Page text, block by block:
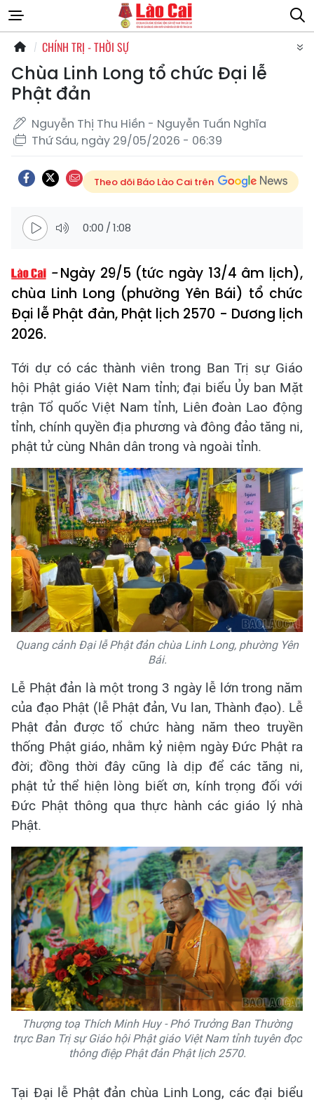
CHÍNH TRỊ - THỜI SỰ
Chùa Linh Long tổ chức Đại lễ
Phật đản
Nguyễn Thị Thu Hiền - Nguyễn Tuấn Nghĩa
Thứ Sáu, ngày 29/05/2026 - 06:39
Theo dõi Báo Lào Cai trên
0:00 /1:08
Ngày 29/5 (tức ngày 13/4 âm lịch),
chùa Linh Long (phường Yên Bái) tổ chức
Đại lễ Phật đản, Phật lịch 2570 - Dương lịch
2026.
Tới dự có các thành viên trong Ban Trị sự Giáo
hội Phật giáo Việt Nam tỉnh; đại biểu Ủy ban Mặt
trận Tổ quốc Việt Nam tỉnh, Liên đoàn Lao động
tỉnh, chính quyền địa phương và đông đảo tăng ni,
phật tử cùng Nhân dân trong và ngoài tỉnh.
Quang cảnh Đại lễ Phật đản chùa Linh Long, phường Yên
Bái.
Lễ Phật đản là một trong 3 ngày lễ lớn trong năm
của đạo Phật (lễ Phật đản, Vu lan, Thành đạo). Lễ
Phật đản được tổ chức hàng năm theo truyền
thống Phật giáo, nhằm kỷ niệm ngày Đức Phật ra
đời; đồng thời đây cũng là dịp để các tăng ni,
phật tử thể hiện lòng biết ơn, kính trọng đối với
Đức Phật thông qua thực hành các giáo lý nhà
Phật.
Thượng toạ Thích Minh Huy - Phó Trưởng Ban Thường
trực Ban Trị sự Giáo hội Phật giáo Việt Nam tỉnh tuyên đọc
thông điệp Phật đản Phật lịch 2570.
Tại Đại lễ Phật đản chùa Linh Long, các đại biểu